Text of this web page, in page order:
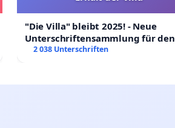
"Die Villa" bleibt 2025! - Neue
Unterschriftensammlung für den
Erhalt der Villa
2 038 Unterschriften